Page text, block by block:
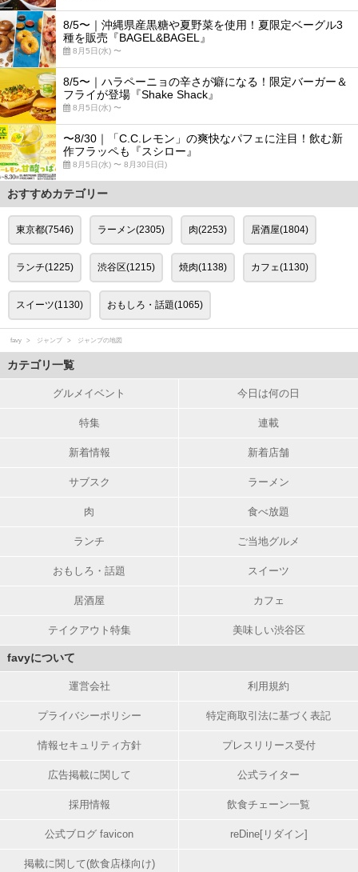
8/5〜｜沖縄県産黒糖や夏野菜を使用！夏限定ベーグル3
種を販売『BAGEL&BAGEL』
8月5日(水) 〜
8/5〜｜ハラペーニョの辛さが癖になる！限定バーガー＆
フライが登場『Shake Shack』
8月5日(水) 〜
〜8/30｜「C.C.レモン」の爽快なパフェに注目！飲む新
作フラッペも『スシロー』
8月5日(水) 〜 8月30日(日)
おすすめカテゴリー
東京都(7546) ラーメン(2305) 肉(2253) 居酒屋(1804)
ランチ(1225) 渋谷区(1215) 焼肉(1138) カフェ(1130)
スイーツ(1130) おもしろ・話題(1065)
favy ジャンプ ジャンプの地図
カテゴリ一覧
グルメイベント 今日は何の日
特集 連載
新着情報 新着店舗
サブスク ラーメン
肉 食べ放題
ランチ ご当地グルメ
おもしろ・話題 スイーツ
居酒屋 カフェ
テイクアウト特集 美味しい渋谷区
favyについて
運営会社 利用規約
プライバシーポリシー 特定商取引法に基づく表記
情報セキュリティ方針 プレスリリース受付
広告掲載に関して 公式ライター
採用情報 飲食チェーン一覧
公式ブログ favicon reDine[リダイン]
掲載に関して(飲食店様向け)